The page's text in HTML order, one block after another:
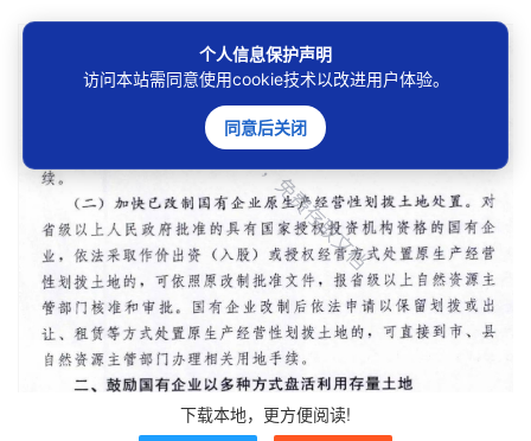
下载本地，更方便阅读!
个人信息保护声明
访问本站需同意使用cookie技术以改进用户体验。
同意后关闭